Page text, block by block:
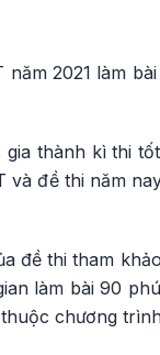
2021 làm
thành kì thi
đề thi năm
đề thi tham
làm bài 90
chương